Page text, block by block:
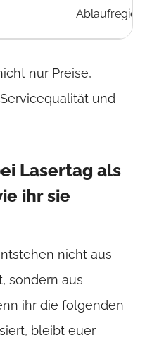
Ablaufregie
nur Preise,
und
Lasertag als
ihr sie
nicht aus
sondern aus
ihr die folgenden
bleibt euer